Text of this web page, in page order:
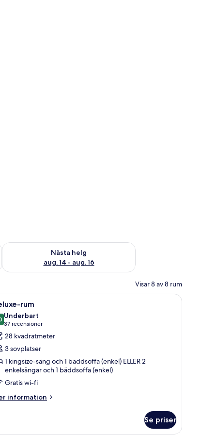
aug. 7 - aug. 9
Nästa helg
aug. 14 - aug. 16
Kontrollera tillgängligheten för nästa helg aug. 14 - aug. 16
Visar 8 av 8 rum
sängbord, en väggmonterad lampa och en garderob.
Ett modernt hotellrum med en stor säng,
5 rum
av 10
Underbart
37 recensioner
(37 recensioner)
28 kvadratmeter
3 sovplatser
1 kingsize-säng och 1 bäddsoffa (enkel) ELLER 2
enkelsängar och 1 bäddsoffa (enkel)
Gratis wi-fi
information
Se priser